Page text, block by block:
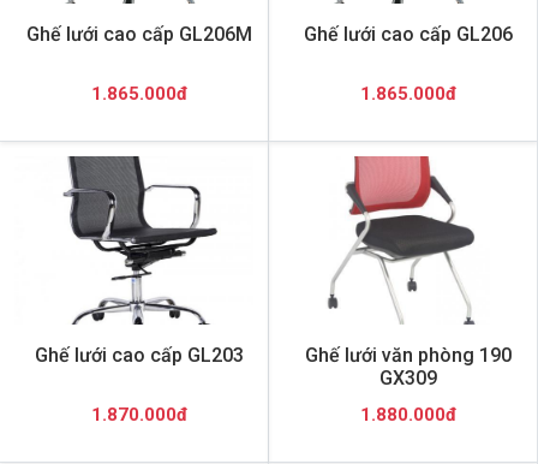
Ghế lưới cao cấp GL206M
1.865.000đ
Ghế lưới cao cấp GL206
1.865.000đ
Ghế lưới cao cấp GL203
1.870.000đ
Ghế lưới văn phòng 190
GX309
1.880.000đ